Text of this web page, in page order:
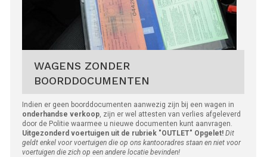
WAGENS ZONDER
BOORDDOCUMENTEN
Indien er geen boorddocumenten aanwezig zijn bij een wagen in
onderhandse verkoop , zijn er wel attesten van verlies afgeleverd
door de Politie waarmee u nieuwe documenten kunt aanvragen.
Uitgezonderd voertuigen uit de rubriek "OUTLET" Opgelet! Dit
geldt enkel voor voertuigen die op ons kantooradres staan en niet voor
voertuigen die zich op een andere locatie bevinden!